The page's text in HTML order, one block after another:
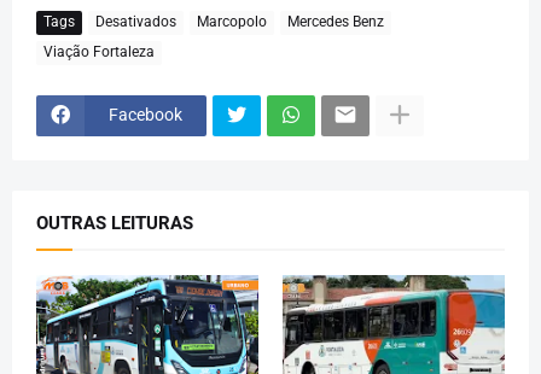
Tags Desativados Marcopolo
Mercedes Benz
Viação Fortaleza
Facebook
OUTRAS LEITURAS